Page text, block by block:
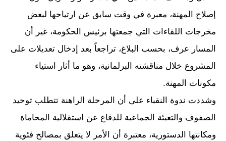
إصلاح المهنة، معبرة في وقت سابق عن ارتياحها لبعض
مخرجات اللقاءات التي جمعتها برئيس الحكومة، غير أن
المسار عرف، بحسب البلاغ، تراجعاً بعد إدخال تعديلات على
المشروع خلال مناقشته البرلمانية، وهو ما أثار استياء
مكونات المهنة.
وشددت ندوة النقباء على أن المرحلة الراهنة تتطلب توحيد
الصفوف والتعبئة الجماعية للدفاع عن استقلالية المحاماة
ومكانتها الدستورية، معتبرة أن الأمر لا يتعلق بمصالح فئوية